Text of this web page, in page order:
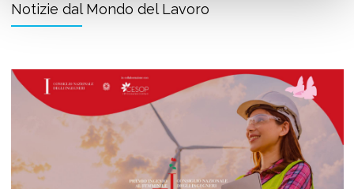
Notizie dal Mondo del Lavoro